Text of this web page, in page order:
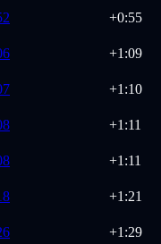
+0:55
+1:09
+1:10
+1:11
+1:11
+1:21
+1:29